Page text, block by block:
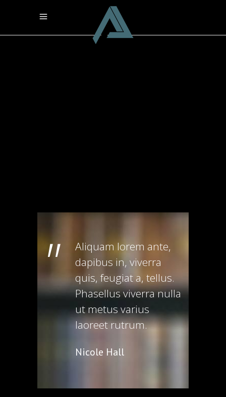
"
Aliquam lorem ante,
dapibus in, viverra
quis, feugiat a, tellus.
Phasellus viverra nulla
ut metus varius
laoreet rutrum.
Nicole Hall